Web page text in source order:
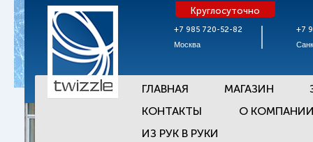
+7 985 720-52-82
Москва
Круглосуточно
+7
ГЛАВНАЯ МАГАЗИН
КОНТАКТЫ
О
ИЗ РУК В РУКИ